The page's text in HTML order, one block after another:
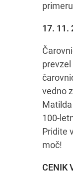
17. 11.
vedno
100-
Pridite
moč!
CENIK